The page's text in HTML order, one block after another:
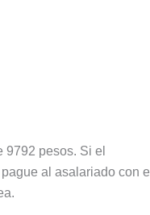
pesos. Si el
al asalariado con el